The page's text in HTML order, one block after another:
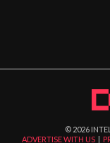
© 2026
ADVERTISE WITH US